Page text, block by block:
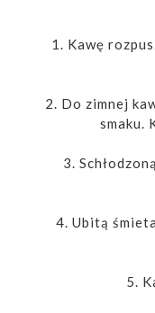
1. Kawę
2. Do zimnej
smaku.
3.
4. Ubitą
5.